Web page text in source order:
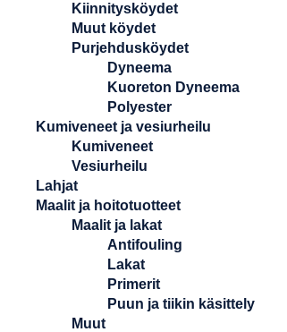
Kiinnitysköydet
Muut köydet
Purjehdusköydet
Dyneema
Kuoreton Dyneema
Polyester
Kumiveneet ja vesiurheilu
Kumiveneet
Vesiurheilu
Lahjat
Maalit ja hoitotuotteet
Maalit ja lakat
Antifouling
Lakat
Primerit
Puun ja tiikin käsittely
Muut